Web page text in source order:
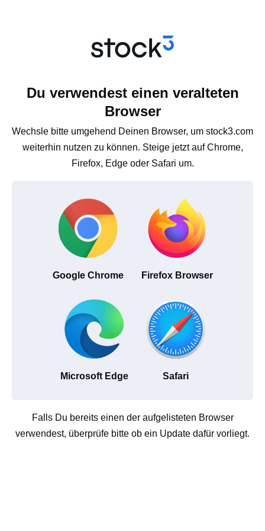
Du verwendest einen veralteten
Browser
Wechsle bitte umgehend Deinen Browser, um stock3.com
weiterhin nutzen zu können. Steige jetzt auf Chrome,
Firefox, Edge oder Safari um.
Google Chrome Firefox Browser
Microsoft Edge Safari
Falls Du bereits einen der aufgelisteten Browser
verwendest, überprüfe bitte ob ein Update dafür vorliegt.